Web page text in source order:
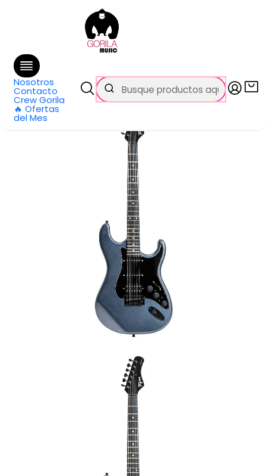
Nosotros
Contacto
Crew Gorila
🔥 Ofertas
del Mes
GRATIS
en Santiago y $99.990 en Regiones
Categorías
Guitarra eléctrica ST Metallic Dark Silver Tagima SIXMART